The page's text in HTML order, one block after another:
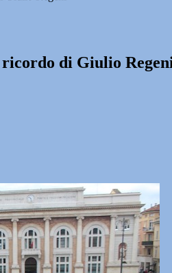
ricordo di Giulio